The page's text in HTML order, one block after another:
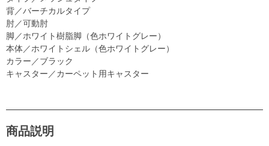
背／バーチカルタイプ
肘／可動肘
脚／ホワイト樹脂脚（色ホワイトグレー）
本体／ホワイトシェル（色ホワイトグレー）
カラー／ブラック
キャスター／カーペット用キャスター
商品説明